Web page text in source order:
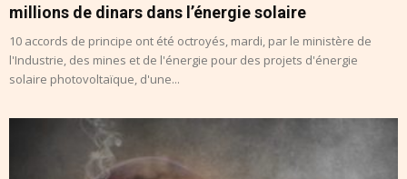
millions de dinars dans l’énergie solaire
10 accords de principe ont été octroyés, mardi, par le ministère de
l'Industrie, des mines et de l'énergie pour des projets d'énergie
solaire photovoltaïque, d'une...